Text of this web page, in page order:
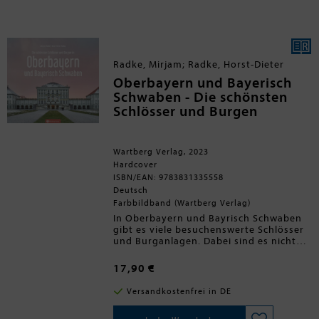
Teilung erklären lässt. Diesem
Phänomen einer gefühlten
Andersartigkeit des
tschechoslowakischen ¿Eisernen
Vorhangs¿ spürt die vorliegende Studie
in Form eines historischen Vergleichs
Radke, Mirjam; Radke, Horst-Dieter
Oberbayern und Bayerisch
Schwaben - Die schönsten
Schlösser und Burgen
Wartberg Verlag, 2023
Hardcover
ISBN/EAN: 9783831335558
Deutsch
Farbbildband (Wartberg Verlag)
In Oberbayern und Bayrisch Schwaben
gibt es viele besuchenswerte Schlösser
und Burganlagen. Dabei sind es nicht
Ludwigs II., die einen Besuch lohnen.
Auch die längste Burg der Welt in
Burghausen, deren Gegenpol Burg
Tittmoning, das Schloss Hohenaschau
im Chiemgau, die Schlossanlage
17,90 €
Versandkostenfrei in DE